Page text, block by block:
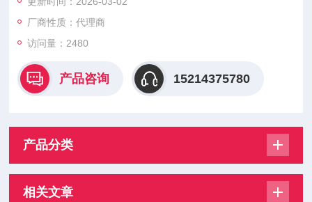
产品系列：MOOG D661系列高性能伺服阀
采用直驱式阀芯（DDV）设计
模块化结构设计
强化抗污染能力
厂商性质：代理商
访问量：2480
产品咨询 15214375780
产品分类
相关文章